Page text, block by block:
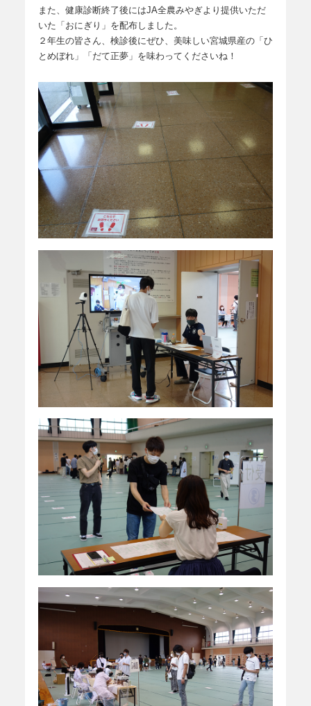
また、健康診断終了後にはJA全農みやぎより提供いただ
いた「おにぎり」を配布しました。
２年生の皆さん、検診後にぜひ、美味しい宮城県産の「ひ
とめぼれ」「だて正夢」を味わってくださいね！